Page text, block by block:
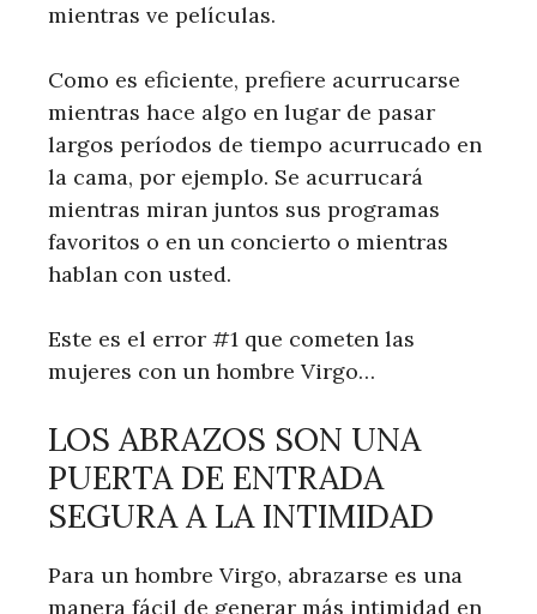
mientras ve películas.
Como es eficiente, prefiere acurrucarse
mientras hace algo en lugar de pasar
largos períodos de tiempo acurrucado en
la cama, por ejemplo. Se acurrucará
mientras miran juntos sus programas
favoritos o en un concierto o mientras
hablan con usted.
Este es el error #1 que cometen las
mujeres con un hombre Virgo…
LOS ABRAZOS SON UNA
PUERTA DE ENTRADA
SEGURA A LA INTIMIDAD
Para un hombre Virgo, abrazarse es una
manera fácil de generar más intimidad en